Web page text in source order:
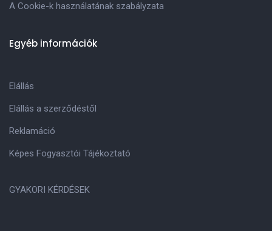
A Cookie-k használatának szabályzata
Egyéb információk
Elállás
Elállás a szerződéstől
Reklamáció
Képes Fogyasztói Tájékoztató
GYAKORI KÉRDÉSEK